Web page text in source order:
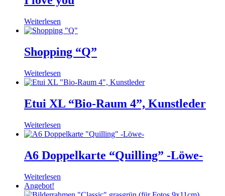
Weiterlesen
Shopping “Q”
Weiterlesen
Etui XL “Bio-Raum 4”, Kunstleder
Weiterlesen
A6 Doppelkarte “Quilling” -Löwe-
Weiterlesen
Angebot!